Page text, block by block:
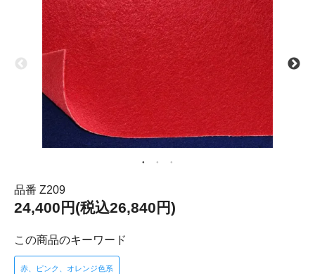
品番 Z209
24,400円(税込26,840円)
この商品のキーワード
赤、ピンク、オレンジ色系